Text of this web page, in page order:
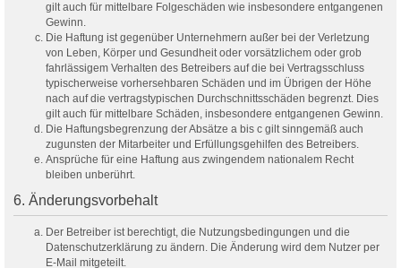
gilt auch für mittelbare Folgeschäden wie insbesondere entgangenen
Gewinn.
Die Haftung ist gegenüber Unternehmern außer bei der Verletzung
von Leben, Körper und Gesundheit oder vorsätzlichem oder grob
fahrlässigem Verhalten des Betreibers auf die bei Vertragsschluss
typischerweise vorhersehbaren Schäden und im Übrigen der Höhe
nach auf die vertragstypischen Durchschnittsschäden begrenzt. Dies
gilt auch für mittelbare Schäden, insbesondere entgangenen Gewinn.
Die Haftungsbegrenzung der Absätze a bis c gilt sinngemäß auch
zugunsten der Mitarbeiter und Erfüllungsgehilfen des Betreibers.
Ansprüche für eine Haftung aus zwingendem nationalem Recht
bleiben unberührt.
6. Änderungsvorbehalt
Der Betreiber ist berechtigt, die Nutzungsbedingungen und die
Datenschutzerklärung zu ändern. Die Änderung wird dem Nutzer per
E-Mail mitgeteilt.